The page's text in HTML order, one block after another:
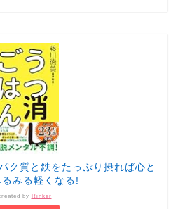
ク質と鉄をたっぷり摂れば心と
みる軽くなる!
by Rinker